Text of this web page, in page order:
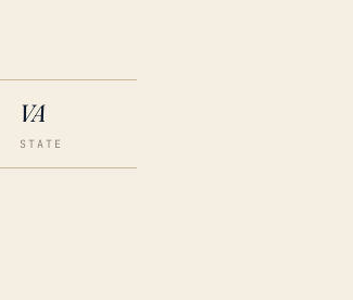
VA
STATE